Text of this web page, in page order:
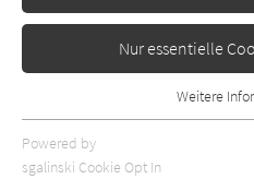
Nur essentielle
Essentielle Cookies werden für
Webseite benötigt. Dadurch ist
Weitere
Powered by
sgalinski Cookie Opt In